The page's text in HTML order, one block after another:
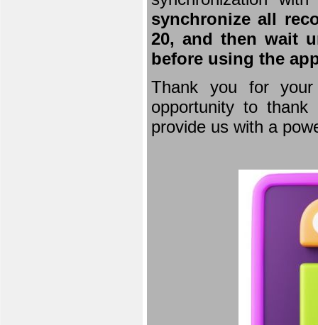
synchronize all
20, and then wait
before using the
Thank you for
opportunity to
provide us with a